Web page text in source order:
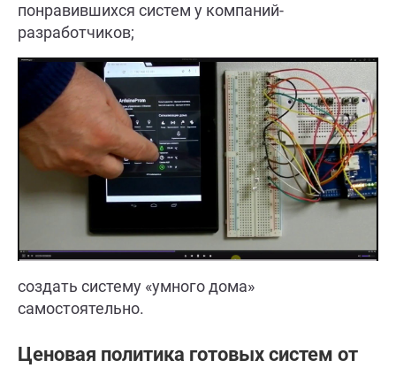
понравившихся систем у компаний-
разработчиков;
создать систему «умного дома»
самостоятельно.
Ценовая политика готовых систем от